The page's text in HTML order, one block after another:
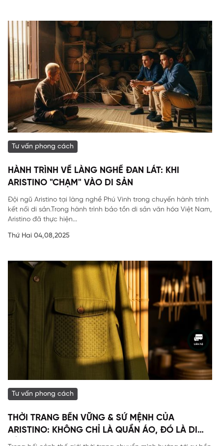
Tư vấn phong cách
HÀNH TRÌNH VỀ LÀNG NGHỀ ĐAN LÁT: KHI
ARISTINO "CHẠM" VÀO DI SẢN
Đội ngũ Aristino tại làng nghề Phú Vinh trong chuyến hành trình
kết nối di sản.Trong hành trình bảo tồn di sản văn hóa Việt Nam,
Aristino đã thực hiện...
Thứ Hai 04,08,2025
Tư vấn phong cách
THỜI TRANG BỀN VỮNG & SỨ MỆNH CỦA
ARISTINO: KHÔNG CHỈ LÀ QUẦN ÁO, ĐÓ LÀ DI
SẢN